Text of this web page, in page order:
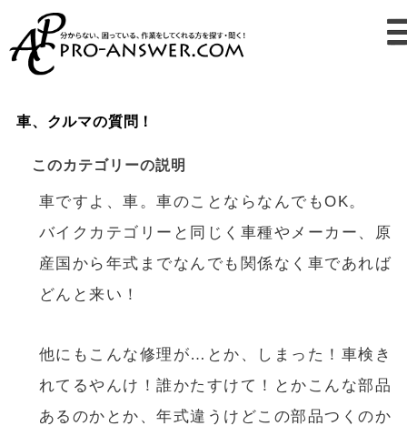
車、クルマの質問！
このカテゴリーの説明
車ですよ、車。車のことならなんでもOK。
バイクカテゴリーと同じく車種やメーカー、原
産国から年式までなんでも関係なく車であれば
どんと来い！
他にもこんな修理が…とか、しまった！車検き
れてるやんけ！誰かたすけて！とかこんな部品
あるのかとか、年式違うけどこの部品つくのか